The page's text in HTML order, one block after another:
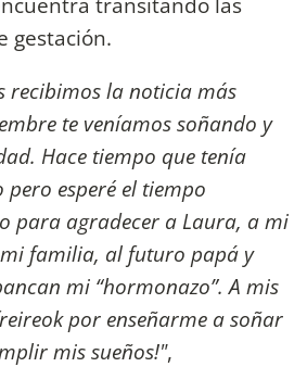
gestación.
recibimos la noticia más
te veníamos soñando y
Hace tiempo que tenía
esperé el tiempo
para agradecer a Laura, a mi
familia, al futuro papá y
mi “hormonazo”. A mis
por enseñarme a soñar
mis sueños!",